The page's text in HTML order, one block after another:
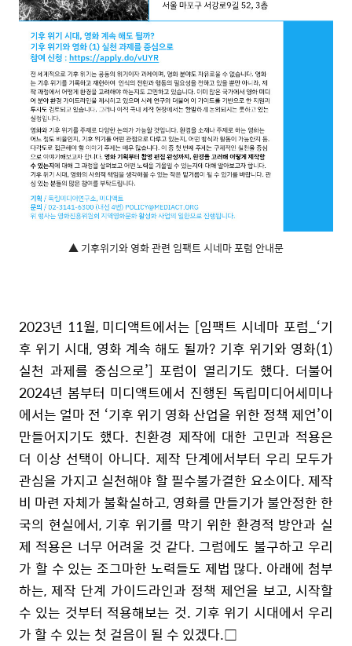
▲ 기후위기와 영화 관련 임팩트 시네마 포럼 안내문
2023년 11월, 미디액트에서는 [임팩트 시네마 포럼_‘기
후 위기 시대, 영화 계속 해도 될까? 기후 위기와 영화(1)
실천 과제를 중심으로’] 포럼이 열리기도 했다. 더불어
2024년 봄부터 미디액트에서 진행된 독립미디어세미나
에서는 얼마 전 ‘기후 위기 영화 산업을 위한 정책 제언’이
만들어지기도 했다. 친환경 제작에 대한 고민과 적용은
더 이상 선택이 아니다. 제작 단계에서부터 우리 모두가
관심을 가지고 실천해야 할 필수불가결한 요소이다. 제작
비 마련 자체가 불확실하고, 영화를 만들기가 불안정한 한
국의 현실에서, 기후 위기를 막기 위한 환경적 방안과 실
제 적용은 너무 어려울 것 같다. 그럼에도 불구하고 우리
가 할 수 있는 조그마한 노력들도 제법 많다. 아래에 첨부
하는, 제작 단계 가이드라인과 정책 제언을 보고, 시작할
수 있는 것부터 적용해보는 것. 기후 위기 시대에서 우리
가 할 수 있는 첫 걸음이 될 수 있겠다.□